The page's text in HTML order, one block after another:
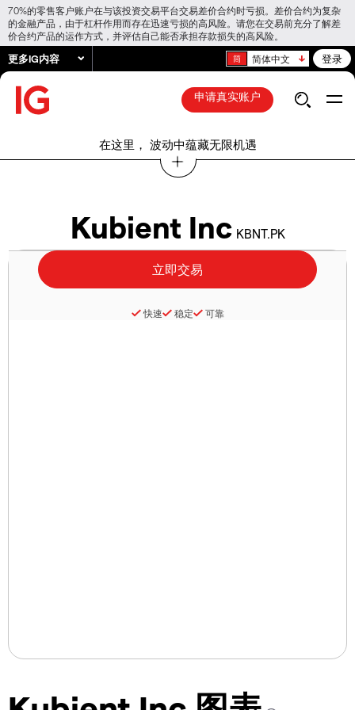
70%的零售客户账户在与该投资交易平台交易差价合约时亏损。差价合约为复杂
的金融产品，由于杠杆作用而存在迅速亏损的高风险。请您在交易前充分了解差
价合约产品的运作方式，并评估自己能否承担存款损失的高风险。
更多IG内容 简体中文 登录
申请真实账户
在这里， 波动中蕴藏无限机遇
Kubient Inc KBNT.PK
快速 稳定 可靠